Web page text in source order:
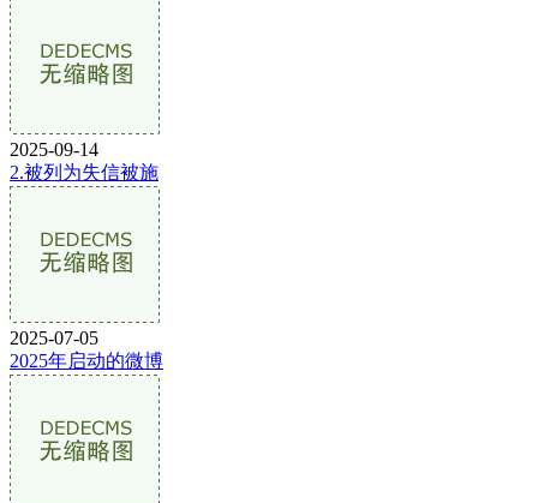
2025-09-14
2.被列为失信被施
2025-07-05
2025年启动的微博